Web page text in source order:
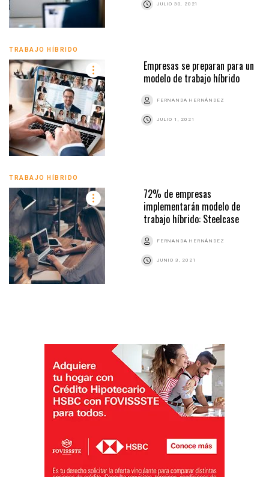
JULIO 30, 2021
TRABAJO HÍBRIDO
Empresas se preparan para un
modelo de trabajo híbrido
FERNANDA HERNÁNDEZ
JULIO 1, 2021
TRABAJO HÍBRIDO
72% de empresas
implementarán modelo de
trabajo híbrido: Steelcase
FERNANDA HERNÁNDEZ
JUNIO 3, 2021